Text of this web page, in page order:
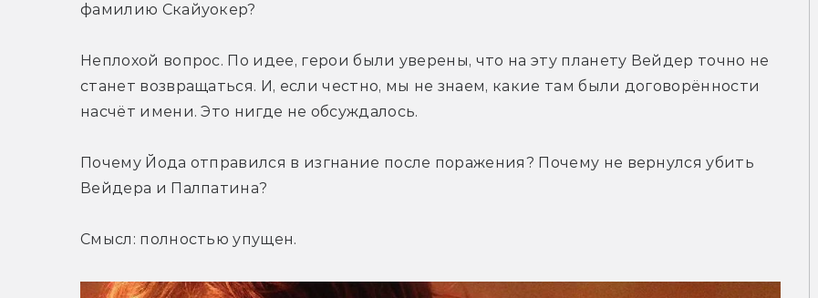
фамилию Скайуокер?
Неплохой вопрос. По идее, герои были уверены, что на эту планету Вейдер точно не
станет возвращаться. И, если честно, мы не знаем, какие там были договорённости
насчёт имени. Это нигде не обсуждалось.
Почему Йода отправился в изгнание после поражения? Почему не вернулся убить
Вейдера и Палпатина?
Смысл: полностью упущен.